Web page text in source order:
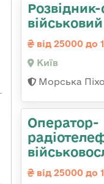
військовий
від 25000 до
Київ
Морська
Оператор-
від 25000 до